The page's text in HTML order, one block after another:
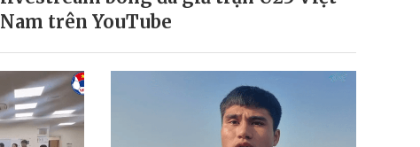
Nam trên YouTube